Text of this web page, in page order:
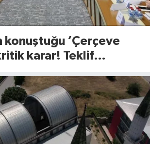
konuştuğu ‘Çerçeve
karar! Teklif